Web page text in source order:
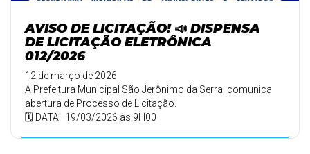
AVISO DE LICITAÇÃO! 📣 DISPENSA
DE LICITAÇÃO ELETRÔNICA
012/2026
12 de março de 2026
A Prefeitura Municipal São Jerônimo da Serra, comunica
abertura de Processo de Licitação.
🗓️ DATA: 19/03/2026 às 9H00